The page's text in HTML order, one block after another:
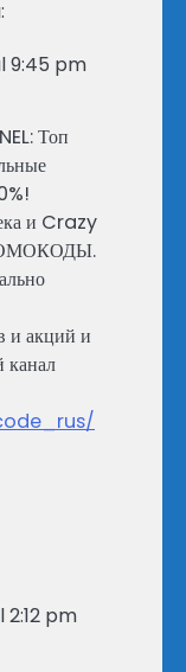
9:45 pm
Топ
и Crazy
и акций и
канал
pm